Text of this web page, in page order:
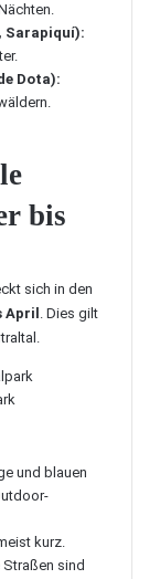
Sarapiquí):
Dota):
bis
sich in den
April . Dies gilt
und blauen
kurz.
sind